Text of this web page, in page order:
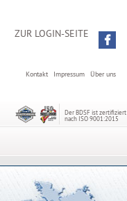
ZUR LOGIN-SEITE
Über uns
Impressum
Kontakt
Der BDSF ist zertifiziert
nach ISO 9001:2015